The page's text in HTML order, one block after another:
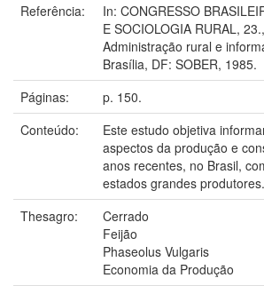
Referência:
In: CONGRESSO
E SOCIOLOGIA RURAL,
Administração rural e
Brasília, DF: SOBER, 1985.
Páginas:
p. 150.
Conteúdo:
Este estudo objetiva
aspectos da produção e
anos recentes, no Brasil,
estados grandes produtores.
Thesagro:
Cerrado
Feijão
Phaseolus Vulgaris
Economia da Produção